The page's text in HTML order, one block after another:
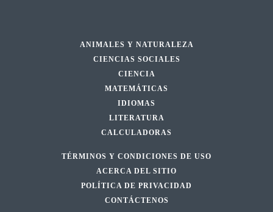
ANIMALES Y NATURALEZA
CIENCIAS SOCIALES
CIENCIA
MATEMÁTICAS
IDIOMAS
LITERATURA
CALCULADORAS
TÉRMINOS Y CONDICIONES DE USO
ACERCA DEL SITIO
POLÍTICA DE PRIVACIDAD
CONTÁCTENOS